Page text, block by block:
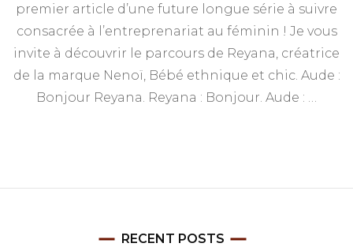
premier article d’une future longue série à suivre
consacrée à l’entreprenariat au féminin ! Je vous
invite à découvrir le parcours de Reyana, créatrice
de la marque Nenoï, Bébé ethnique et chic. Aude :
Bonjour Reyana. Reyana : Bonjour. Aude : …
RECENT POSTS